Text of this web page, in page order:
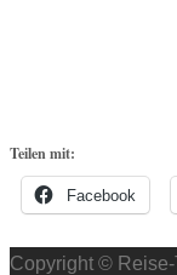
Teilen mit:
Facebook
Copyright © Reise-